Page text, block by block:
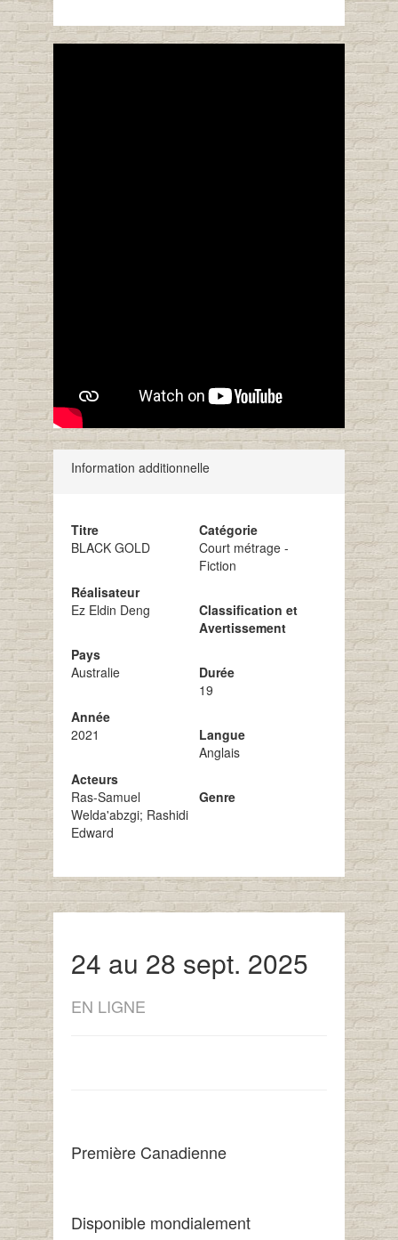
Information additionnelle
Titre
BLACK GOLD
Réalisateur
Ez Eldin Deng
Pays
Australie
Année
2021
Acteurs
Ras-Samuel
Welda'abzgi; Rashidi
Edward
Catégorie
Court métrage -
Fiction
Classification et
Avertissement
Durée
19
Langue
Anglais
Genre
24 au 28 sept. 2025
EN LIGNE
Première Canadienne
Disponible mondialement